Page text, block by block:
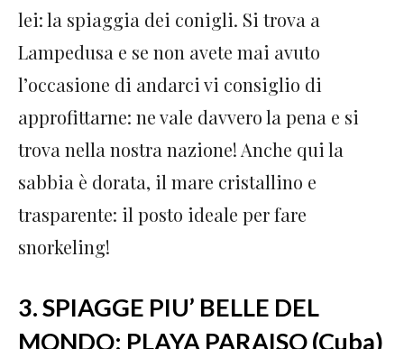
lei: la spiaggia dei conigli. Si trova a
Lampedusa e se non avete mai avuto
l’occasione di andarci vi consiglio di
approfittarne: ne vale davvero la pena e si
trova nella nostra nazione! Anche qui la
sabbia è dorata, il mare cristallino e
trasparente: il posto ideale per fare
snorkeling!
3. SPIAGGE PIU’ BELLE DEL
MONDO: PLAYA PARAISO (Cuba)